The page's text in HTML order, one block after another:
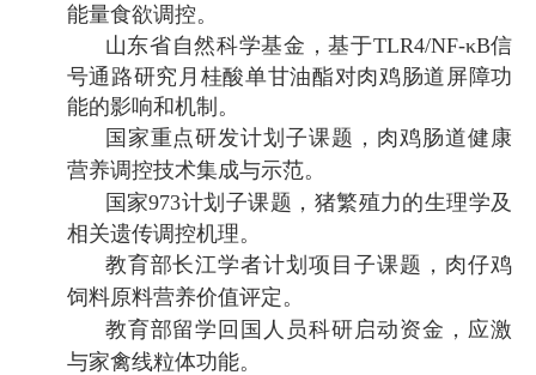
能量食欲调控。
山东省自然科学基金，基于TLR4/NF-κB信
号通路研究月桂酸单甘油酯对肉鸡肠道屏障功
能的影响和机制。
国家重点研发计划子课题，肉鸡肠道健康
营养调控技术集成与示范。
国家973计划子课题，猪繁殖力的生理学及
相关遗传调控机理。
教育部长江学者计划项目子课题，肉仔鸡
饲料原料营养价值评定。
教育部留学回国人员科研启动资金，应激
与家禽线粒体功能。